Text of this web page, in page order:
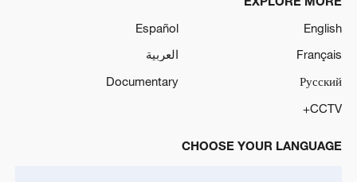
English
Español
Français
العربية
Русский
Documentary
CCTV+
CHOOSE YOUR LANGUAGE